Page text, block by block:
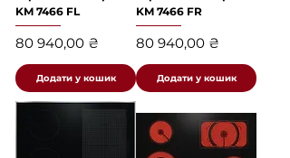
KM 7466 FL
Ціна
80 940,00 ₴
Додати у кошик
KM 7466 FR
Ціна
80 940,00 ₴
Додати у кошик